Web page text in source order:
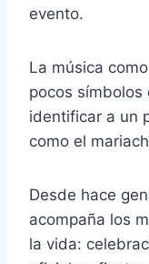
evento.
La música
pocos símbolos
identificar a un
como el
Desde hace
acompaña los
la vida: